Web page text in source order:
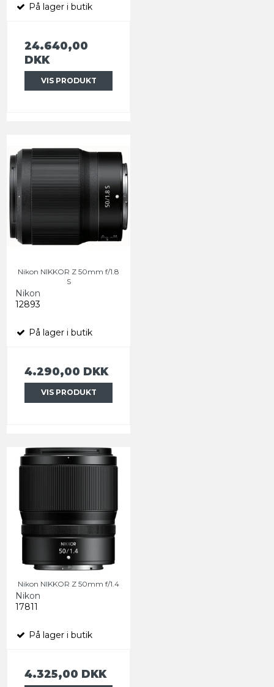
På lager i butik
24.640,00
DKK
VIS PRODUKT
Nikon NIKKOR Z 50mm f/1.8
S
Nikon
12893
På lager i butik
4.290,00 DKK
VIS PRODUKT
Nikon NIKKOR Z 50mm f/1.4
Nikon
17811
På lager i butik
4.325,00 DKK